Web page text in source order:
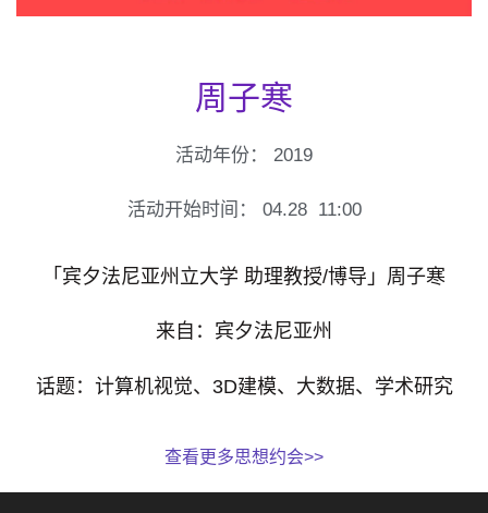
周子寒
活动年份： 2019
活动开始时间： 04.28 11:00
「宾夕法尼亚州立大学 助理教授/博导」周子寒
来自：宾夕法尼亚州
话题：计算机视觉、3D建模、大数据、学术研究
查看更多思想约会>>